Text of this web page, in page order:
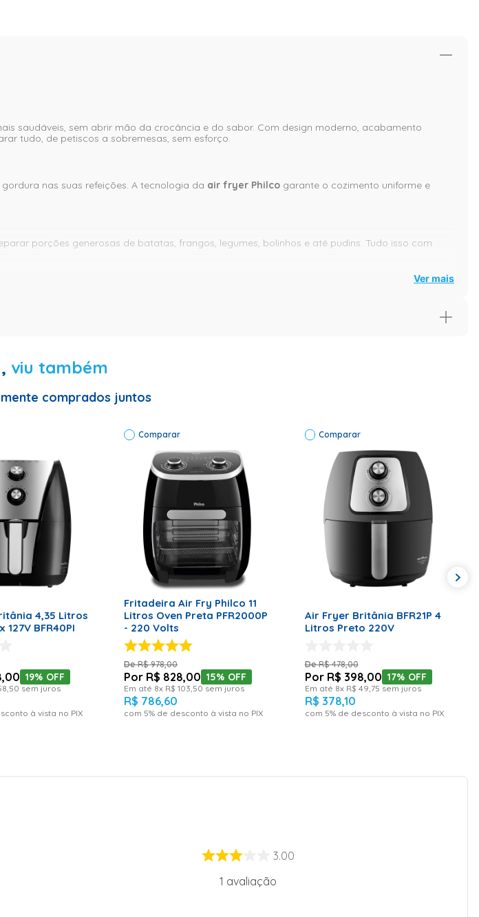
saudáveis, sem abrir mão da crocância e do sabor. Com design moderno, acabamento
tudo, de petiscos a sobremesas, sem esforço.
nas suas refeições. A tecnologia da air fryer Philco garante o cozimento uniforme e
porções generosas de batatas, frangos, legumes, bolinhos e até pudins. Tudo isso com
PFR15PG de 4,4 litrosé a escolha certa para facilitar o seu dia a dia e tornar cada refeição
Ver mais
viu também
comprados juntos
AO CARRINHO
4,35 Litros
127V BFR40PI
,00 19% OFF
50 sem juros
à vista no PIX
Comparar
ADICIONAR AO CARRINHO
Fritadeira Air Fry Philco 11
Litros Oven Preta PFR2000P
- 220 Volts
R$ 978,00
R$ 828,00 15% OFF
Em até 8x R$ 103 50sem juros
R$ 786,60
com 5% de desconto à vista no PIX
Comparar
ADICIONAR AO CARRINHO
Air Fryer Britânia BFR21P 4
Litros Preto 220V
R$ 478,00
R$ 398,00 17% OFF
Em até 8x R$ 49 75 sem juros
R$ 378,10
com 5% de desconto à vista no PIX
3.00
1 avaliação